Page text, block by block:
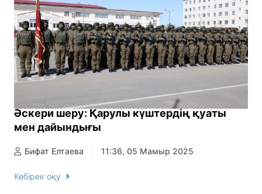
Әскери шеру: Қарулы күштердің қуаты
мен дайындығы
Бифат Елтаева 11:36, 05 Мамыр 2025
Көбірек оқу